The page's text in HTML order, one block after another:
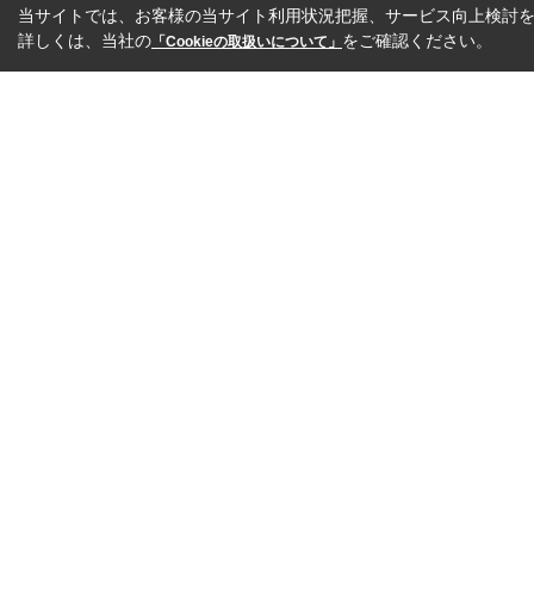
当サイトでは、お客様の当サイト利用状況把握、サービス向上検討
詳しくは、当社の 「Cookieの取扱いについて」 をご確認ください。